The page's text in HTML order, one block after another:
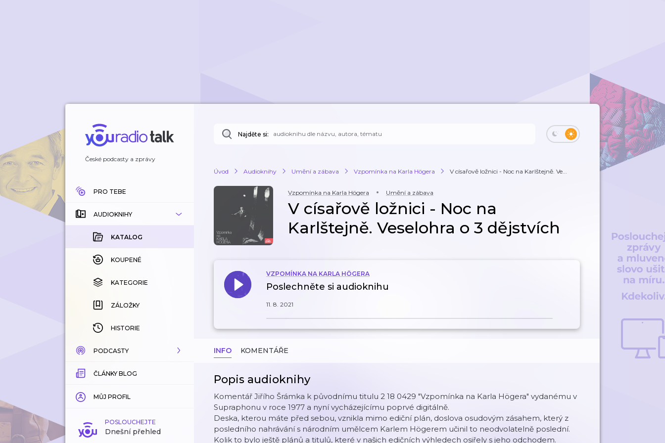
České podcasty a zprávy
PRO TEBE
AUDIOKNIHY
KATALOG
KOUPENÉ
KATEGORIE
ZÁLOŽKY
HISTORIE
PODCASTY
KATALOG
KATEGORIE
ZÁLOŽKY
ČLÁNKY BLOG
MŮJ PROFIL
POSLOUCHEJTE
Dnešní přehled
Najděte si:
Úvod Audioknihy Umění a zábava Vzpomínka na Karla Högera V císařově ložnici - Noc na Karlštejně. Ve...
Vzpomínka na Karla Högera Umění a zábava
V císařově ložnici - Noc na
Karlštejně. Veselohra o 3 dějstvích
VZPOMÍNKA NA KARLA HÖGERA
Poslechněte si audioknihu
11. 8. 2021
INFO KOMENTÁŘE
Popis audioknihy
Komentář Jiřího Šrámka k původnímu titulu 2 18 0429 "Vzpomínka na Karla Högera" vydanému v
Supraphonu v roce 1977 a nyní vycházejícímu poprvé digitálně.
Deska, kterou máte před sebou, vznikla mimo ediční plán, doslova osudovým zásahem, který z
posledního nahrávání s národním umělcem Karlem Högerem učinil to neodvolatelně poslední.
Kolik to bylo ještě plánů a titulů, které v našich edičních výhledech osiřely s jeho odchodem.